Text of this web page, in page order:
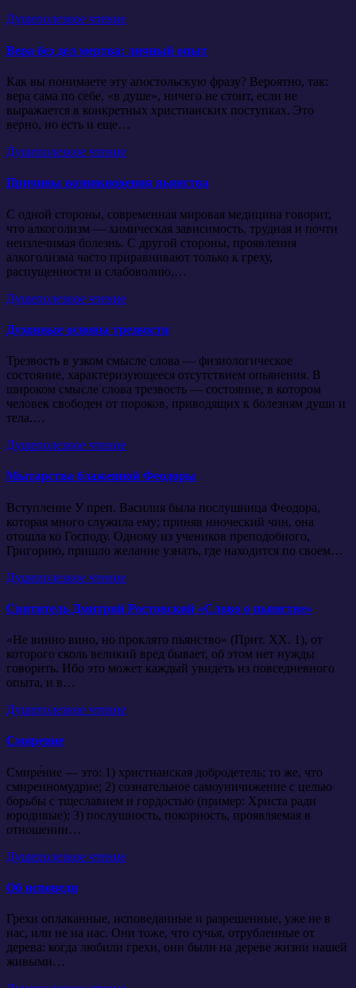
Душеполезное чтение
Вера без дел мертва: личный опыт
Как вы понимаете эту апостольскую фразу? Вероятно, так:
вера сама по себе, «в душе», ничего не стоит, если не
выражается в конкретных христианских поступках. Это
верно, но есть и еще…
Душеполезное чтение
Причины возникновения пьянства
С одной стороны, современная мировая медицина говорит,
что алкоголизм — химическая зависимость, трудная и почти
неизлечимая болезнь. С другой стороны, проявления
алкоголизма часто приравнивают только к греху,
распущенности и слабоволию,…
Душеполезное чтение
Духовные основы трезвости
Трезвость в узком смысле слова — физиологическое
состояние, характеризующееся отсутствием опьянения. В
широком смысле слова трезвость — состояние, в котором
человек свободен от пороков, приводящих к болезням души и
тела.…
Душеполезное чтение
Мытарства блаженной Феодоры
Вступление У преп. Василия была послушница Феодора,
которая много служила ему; приняв иноческий чин, она
отошла ко Господу. Одному из учеников преподобного,
Григорию, пришло желание узнать, где находится по своем…
Душеполезное чтение
Святитель Дмитрий Ростовский «Слово о пьянстве»
«Не винно вино, но проклято пьянство» (Прит. ХХ. 1), от
которого сколь великий вред бывает, об этом нет нужды
говорить. Ибо это может каждый увидеть из повседневного
опыта, и в…
Душеполезное чтение
Смирение
Смире́ние — это: 1) христианская добродетель; то же, что
смиренномудрие; 2) сознательное самоуничижение с целью
борьбы с тщеславием и гордостью (пример: Христа ради
юродивые); 3) послушность, покорность, проявляемая в
отношении…
Душеполезное чтение
Об исповеди
Грехи оплаканные, исповеданные и разрешенные, уже не в
нас, или не на нас. Они тоже, что сучья, отрубленные от
дерева: когда любили грехи, они были на дереве жизни нашей
живыми…